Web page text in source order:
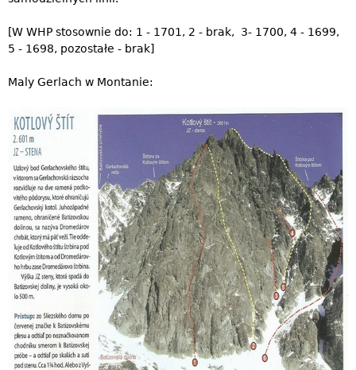
[W WHP stosownie do: 1 - 1701, 2 - brak, 3- 1700, 4 - 1699,
5 - 1698, pozostałe - brak]
Maly Gerlach w Montanie: